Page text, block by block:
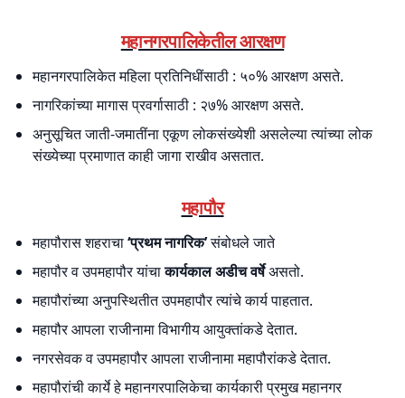
महानगरपालिकेतील आरक्षण
महानगरपालिकेत महिला प्रतिनिधींसाठी : ५०% आरक्षण असते.
नागरिकांच्या मागास प्रवर्गासाठी : २७% आरक्षण असते.
अनुसूचित जाती-जमातींना एकूण लोकसंख्येशी असलेल्या त्यांच्या लोक
संख्येच्या प्रमाणात काही जागा राखीव असतात.
महापौर
महापौरास शहराचा‘प्रथम नागरिक’संबोधले जाते
महापौर व उपमहापौर यांचाकार्यकाल अडीच वर्षेअसतो.
महापौरांच्या अनुपस्थितीत उपमहापौर त्यांचे कार्य पाहतात.
महापौर आपला राजीनामा विभागीय आयुक्तांकडे देतात.
नगरसेवक व उपमहापौर आपला राजीनामा महापौरांकडे देतात.
महापौरांची कार्ये हे महानगरपालिकेचा कार्यकारी प्रमुख महानगर